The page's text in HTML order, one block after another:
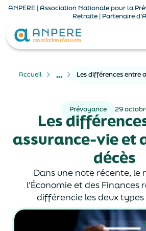
ANPERE | Association Nationale pour la
Retraite | Partenaire
Accueil ...
Prévoyance 29
Les
assurance-vie et
décès
Dans une note récente, le
l'Économie et des Finances
différencie les deux